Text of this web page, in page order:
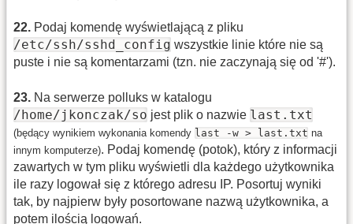
22. Podaj komendę wyświetlającą z pliku
/etc/ssh/sshd_config wszystkie linie które nie są
puste i nie są komentarzami (tzn. nie zaczynają się od '#').
23. Na serwerze polluks w katalogu
/home/jkonczak/so jest plik o nazwie last.txt
(będący wynikiem wykonania komendy last -w > last.txt na
innym komputerze). Podaj komendę (potok), który z informacji
zawartych w tym pliku wyświetli dla każdego użytkownika
ile razy logował się z którego adresu IP. Posortuj wyniki
tak, by najpierw były posortowane nazwą użytkownika, a
potem ilością logowań.